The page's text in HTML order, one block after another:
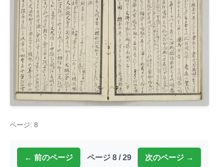
ページ: 8
← 前のページ ページ 8 / 29 次のページ →